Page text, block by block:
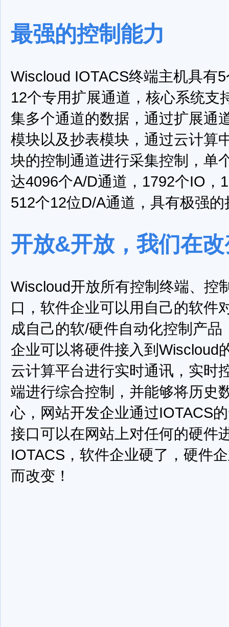
最强的控制能力
Wiscloud IOTACS终端主机具有
12个专用扩展通道，核心系统支
集多个通道的数据，通过扩展通
模块以及抄表模块，通过云计算
块的控制通道进行采集控制，单
达4096个A/D通道，1792个IO，
512个12位D/A通道，具有极强
开放&开放，我们在
Wiscloud开放所有控制终端、控
口，软件企业可以用自己的软件
成自己的软/硬件自动化控制产
企业可以将硬件接入到Wiscloud
云计算平台进行实时通讯，实时
端进行综合控制，并能够将历史
心，网站开发企业通过IOTACS
接口可以在网站上对任何的硬件
IOTACS，软件企业硬了，硬件
而改变！